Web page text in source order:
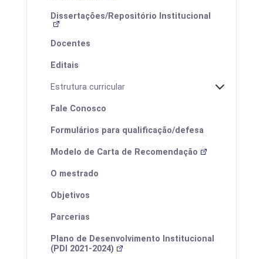
Estrutura Curricular
Eventos
Dissertações/Repositório Institucional
Docentes
Editais
Estrutura curricular
Fale Conosco
Formulários para qualificação/defesa
Modelo de Carta de Recomendação
O mestrado
Objetivos
Parcerias
Plano de Desenvolvimento Institucional
(PDI 2021-2024)